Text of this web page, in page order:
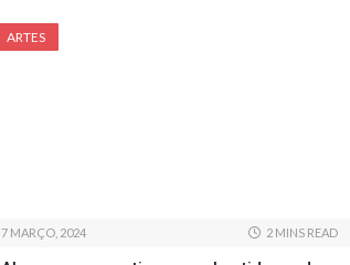
ARTES
7 MARÇO, 2024 2 MINS READ